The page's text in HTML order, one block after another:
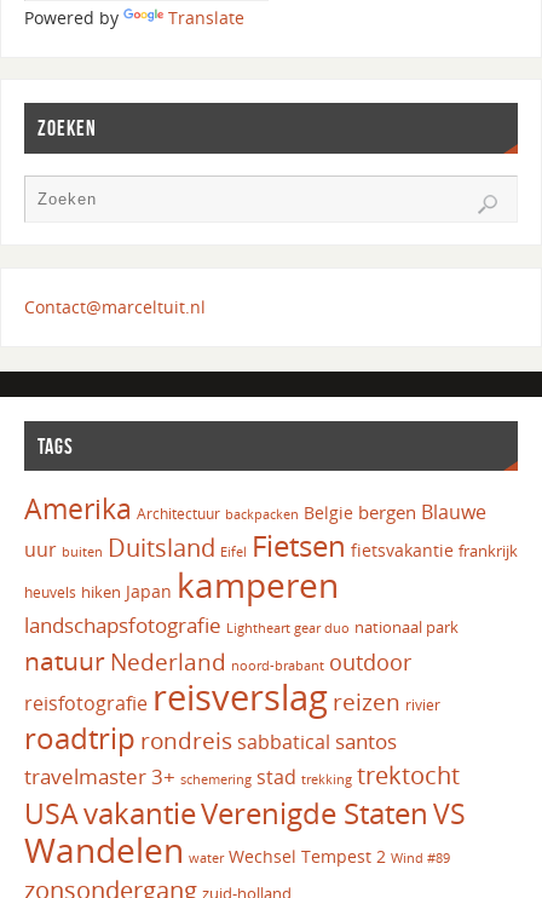
Powered by Translate
ZOEKEN
Contact@marceltuit.nl
TAGS
Amerika Architectuur backpacken Belgie bergen Blauwe
uur buiten Duitsland Eifel Fietsen fietsvakantie frankrijk
heuvels hiken Japan kamperen
landschapsfotografie Lightheart gear duo nationaal park
natuur Nederland noord-brabant outdoor
reisfotografie reisverslag reizen rivier
roadtrip rondreis sabbatical santos
travelmaster 3+ schemering stad trekking trektocht
USAvakantieVerenigde StatenVS
Wandelen water Wechsel Tempest 2 Wind #89
zonsondergang zuid-holland